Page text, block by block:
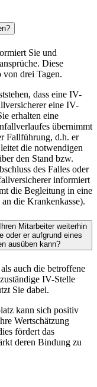
Sie und
Diese
drei Tagen.
dass eine IV-
eine IV-
erhalten eine
übernimmt
Fallführung, d.h. er
die notwendigen
den Stand bzw.
des Falles oder
informiert
die Begleitung in eine
die Krankenkasse).
Mitarbeiter weiterhin
oder er aufgrund eines
ausüben kann?
auch die betroffene
IV-Stelle
Sie dabei.
kann sich positiv
Wertschätzung
fördert das
deren Bindung zu